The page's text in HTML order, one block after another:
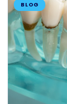
BLOG